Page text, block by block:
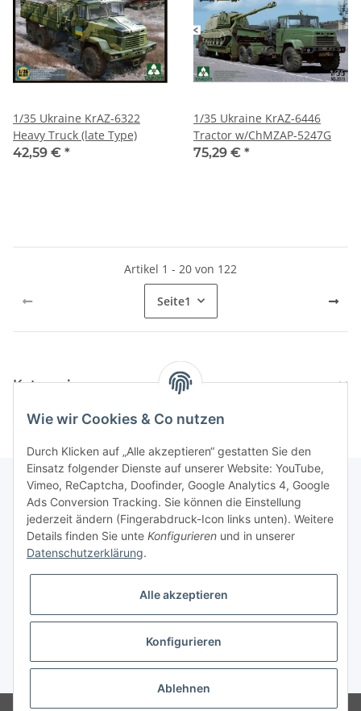
1/35 Ukraine KrAZ-6322
Heavy Truck (late Type)
42,59 € *
1/35 Ukraine KrAZ-6446
Tractor w/ChMZAP-5247G
75,29 € *
Artikel 1 - 20 von 122
Seite1
Kategorien
Informationen
Gesetzliche Informationen
* Alle Preise inkl. gesetzlicher USt., zzgl.Versand
Wie wir Cookies & Co nutzen
Durch Klicken auf „Alle akzeptieren“ gestatten Sie den
Einsatz folgender Dienste auf unserer Website: YouTube,
Vimeo, ReCaptcha, Doofinder, Google Analytics 4, Google
Ads Conversion Tracking. Sie können die Einstellung
jederzeit ändern (Fingerabdruck-Icon links unten). Weitere
Details finden Sie unte Konfigurieren und in unserer
Datenschutzerklärung.
Alle akzeptieren
Konfigurieren
Ablehnen